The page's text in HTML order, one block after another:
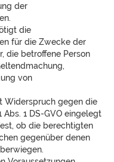
der
die
für die Zwecke der
die betroffene Person
von
Widerspruch gegen die
Abs. 1 DS-GVO eingelegt
ob die berechtigten
gegenüber denen